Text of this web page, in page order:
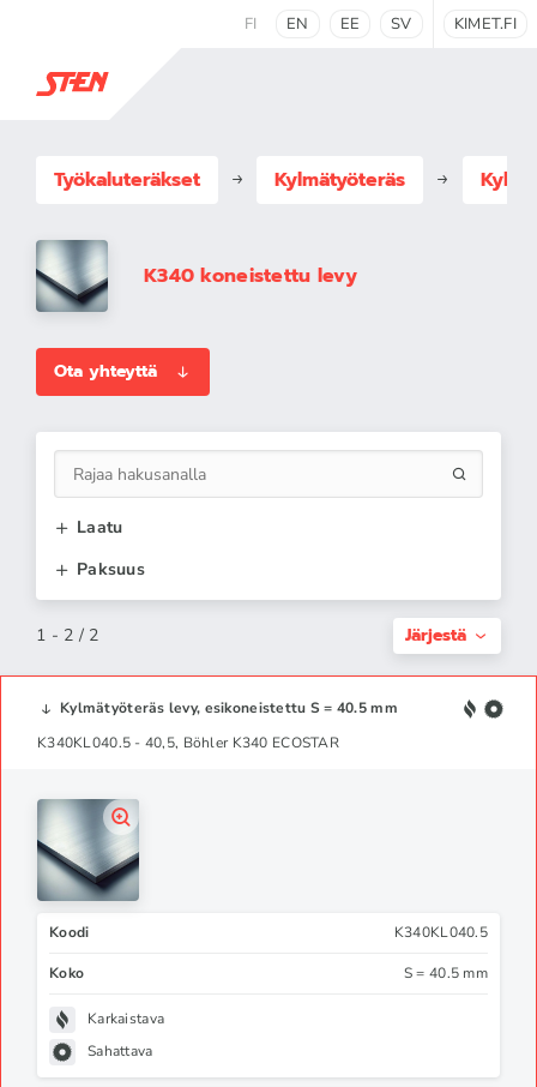
FI EN EE SV KIMET.FI
Työkaluteräkset Kylmätyöteräs
K340 koneistettu levy
Ota yhteyttä
Laatu
Paksuus
1 - 2 / 2 Järjestä
Kylmätyöteräs levy, esikoneistettu S = 40.5 mm
K340KL040.5 - 40,5, Böhler K340 ECOSTAR
Koodi K340KL040.5
Koko S = 40.5 mm
Karkaistava
Sahattava